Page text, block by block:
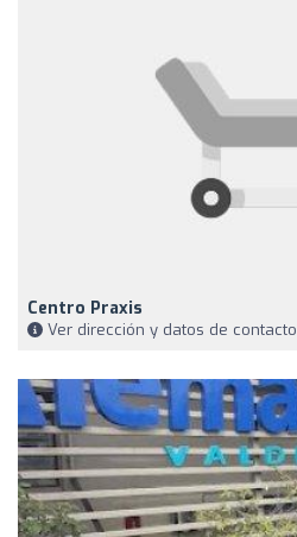
Centro Praxis
Ver dirección y datos de contacto